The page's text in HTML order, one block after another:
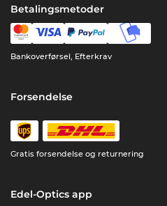
Betalingsmetoder
Bankoverførsel, Efterkrav
Forsendelse
Gratis forsendelse og returnering
Edel-Optics app